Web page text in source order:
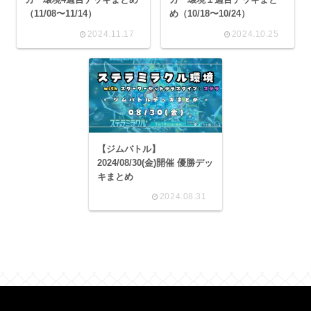
（11/08〜11/14）
2024.11.17
め（10/18〜10/24）
2024.10.25
【ジムバトル】
2024/08/30(金)開催 優勝デッ
キまとめ
2024.08.31